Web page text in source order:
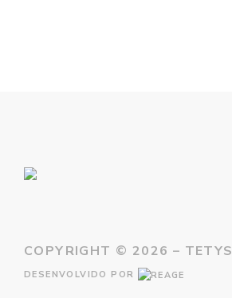
COPYRIGHT © 2026 – TETYS
DESENVOLVIDO POR